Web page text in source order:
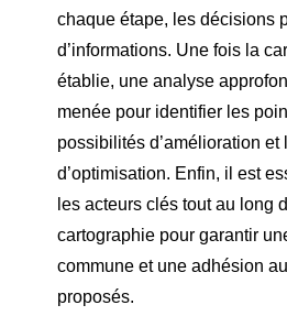
chaque étape, les décisions
d’informations. Une fois la
établie, une analyse
menée pour identifier les
possibilités d’amélioration et
d’optimisation. Enfin, il est
les acteurs clés tout au long
cartographie pour garantir
commune et une adhésion
proposés.